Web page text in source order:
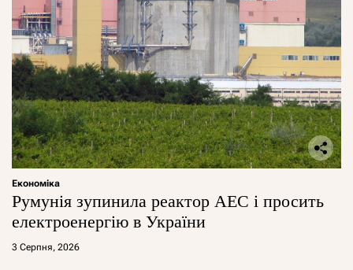
Економіка
Румунія зупинила реактор АЕС і просить
електроенергію в України
3 Серпня, 2026